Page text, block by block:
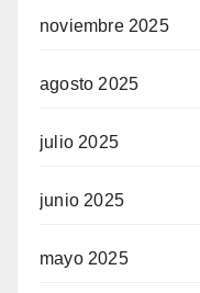
noviembre 2025
agosto 2025
julio 2025
junio 2025
mayo 2025